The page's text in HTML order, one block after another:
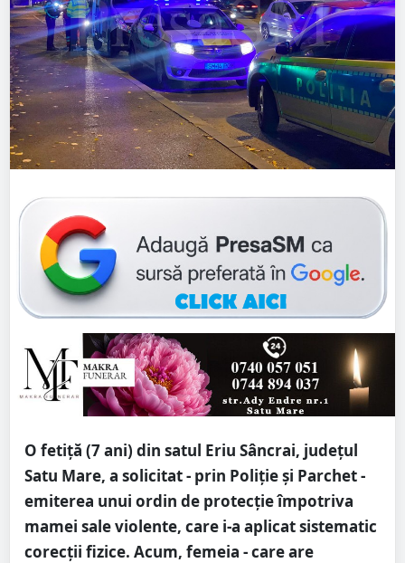
O fetiță (7 ani) din satul Eriu Sâncrai, județul
Satu Mare, a solicitat - prin Poliție și Parchet -
emiterea unui ordin de protecție împotriva
mamei sale violente, care i-a aplicat sistematic
corecții fizice. Acum, femeia - care are